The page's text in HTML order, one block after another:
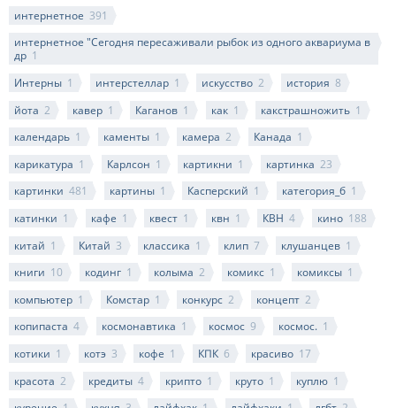
интернетное 391
интернетное "Сегодня пересаживали рыбок из одного аквариума в
др 1
Интерны 1 интерстеллар 1 искусство 2 история 8
йота 2 кавер 1 Каганов 1 как 1 какстрашножить 1
календарь 1 каменты 1 камера 2 Канада 1
карикатура 1 Карлсон 1 картикни 1 картинка 23
картинки 481 картины 1 Касперский 1 категория_б 1
катинки 1 кафе 1 квест 1 квн 1 КВН 4 кино 188
китай 1 Китай 3 классика 1 клип 7 клушанцев 1
книги 10 кодинг 1 колыма 2 комикс 1 комиксы 1
компьютер 1 Комстар 1 конкурс 2 концепт 2
копипаста 4 космонавтика 1 космос 9 космос. 1
котики 1 котэ 3 кофе 1 КПК 6 красиво 17
красота 2 кредиты 4 крипто 1 круто 1 куплю 1